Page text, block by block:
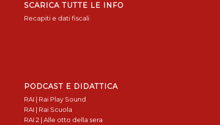
SCARICA TUTTE LE INFO
Recapiti e dati fiscali
PODCAST E DIDATTICA
RAI | Rai Play Sound
RAI | Rai Scuola
RAI 2 | Alle otto della sera